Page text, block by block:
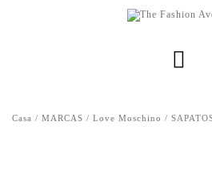
Casa / MARCAS / Love Moschino /